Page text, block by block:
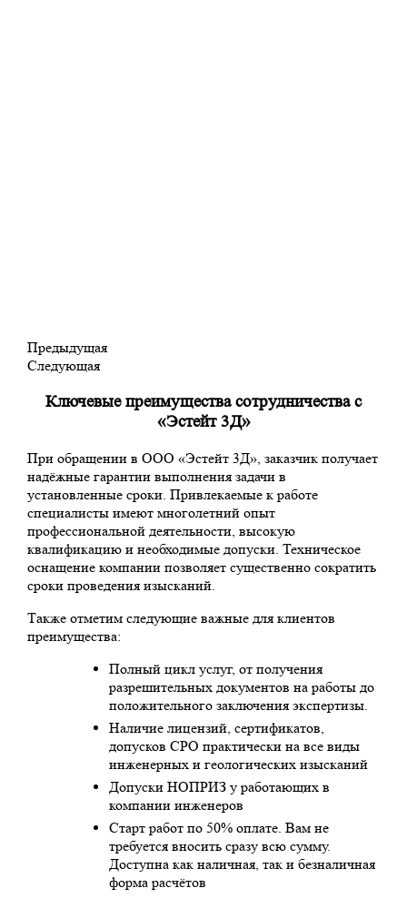
Предыдущая
Следующая
Ключевые преимущества сотрудничества с
«Эстейт 3Д»
При обращении в ООО «Эстейт 3Д», заказчик получает
надёжные гарантии выполнения задачи в
установленные сроки. Привлекаемые к работе
специалисты имеют многолетний опыт
профессиональной деятельности, высокую
квалификацию и необходимые допуски. Техническое
оснащение компании позволяет существенно сократить
сроки проведения изысканий.
Также отметим следующие важные для клиентов
преимущества:
Полный цикл услуг, от получения
разрешительных документов на работы до
положительного заключения экспертизы.
Наличие лицензий, сертификатов,
допусков СРО практически на все виды
инженерных и геологических изысканий
Допуски НОПРИЗ у работающих в
компании инженеров
Старт работ по 50% оплате. Вам не
требуется вносить сразу всю сумму.
Доступна как наличная, так и безналичная
форма расчётов